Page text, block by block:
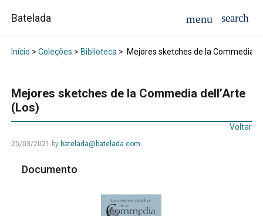
Batelada
Início > Coleções > Biblioteca> Mejores sketches de la Commedia
Mejores sketches de la Commedia dell’Arte
(Los)
Voltar
25/03/2021 by batelada@batelada.com
Documento